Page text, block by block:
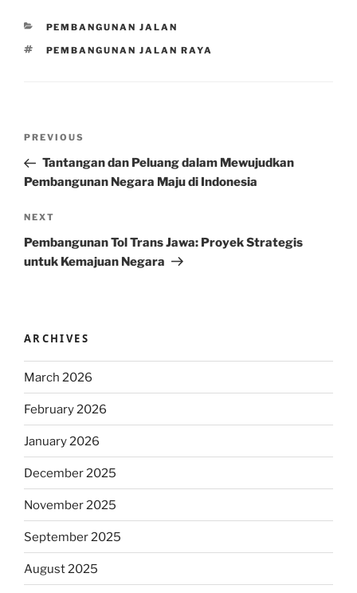
CATEGORIES
PEMBANGUNAN JALAN
TAGS
PEMBANGUNAN JALAN RAYA
Previous
Post
PREVIOUS
Tantangan dan Peluang dalam Mewujudkan
Pembangunan Negara Maju di Indonesia
Next
Post
NEXT
Pembangunan Tol Trans Jawa: Proyek Strategis
untuk Kemajuan Negara
ARCHIVES
March 2026
February 2026
January 2026
December 2025
November 2025
September 2025
August 2025